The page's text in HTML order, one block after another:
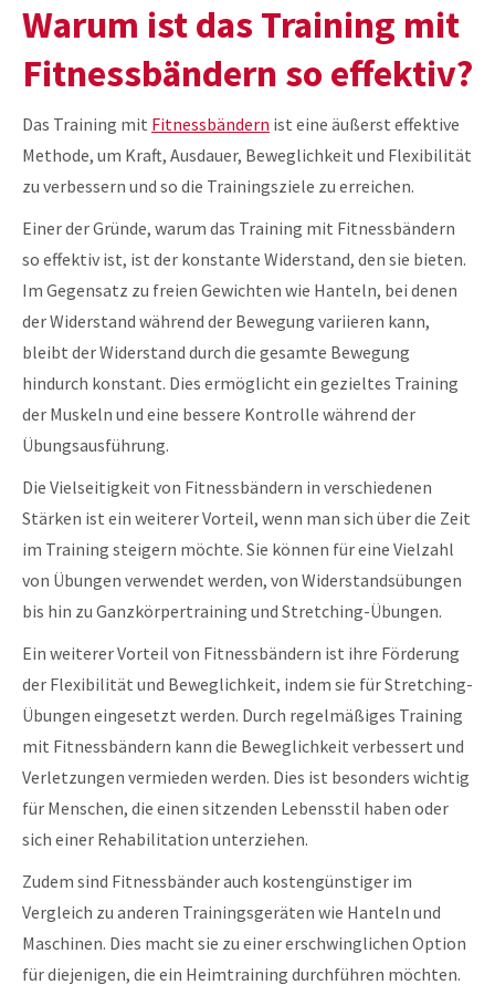
Warum ist das Training mit
Fitnessbändern so effektiv?
Das Training mit Fitnessbändern ist eine äußerst effektive
Methode, um Kraft, Ausdauer, Beweglichkeit und Flexibilität
zu verbessern und so die Trainingsziele zu erreichen.
Einer der Gründe, warum das Training mit Fitnessbändern
so effektiv ist, ist der konstante Widerstand, den sie bieten.
Im Gegensatz zu freien Gewichten wie Hanteln, bei denen
der Widerstand während der Bewegung variieren kann,
bleibt der Widerstand durch die gesamte Bewegung
hindurch konstant. Dies ermöglicht ein gezieltes Training
der Muskeln und eine bessere Kontrolle während der
Übungsausführung.
Die Vielseitigkeit von Fitnessbändern in verschiedenen
Stärken ist ein weiterer Vorteil, wenn man sich über die Zeit
im Training steigern möchte. Sie können für eine Vielzahl
von Übungen verwendet werden, von Widerstandsübungen
bis hin zu Ganzkörpertraining und Stretching-Übungen.
Ein weiterer Vorteil von Fitnessbändern ist ihre Förderung
der Flexibilität und Beweglichkeit, indem sie für Stretching-
Übungen eingesetzt werden. Durch regelmäßiges Training
mit Fitnessbändern kann die Beweglichkeit verbessert und
Verletzungen vermieden werden. Dies ist besonders wichtig
für Menschen, die einen sitzenden Lebensstil haben oder
sich einer Rehabilitation unterziehen.
Zudem sind Fitnessbänder auch kostengünstiger im
Vergleich zu anderen Trainingsgeräten wie Hanteln und
Maschinen. Dies macht sie zu einer erschwinglichen Option
für diejenigen, die ein Heimtraining durchführen möchten.